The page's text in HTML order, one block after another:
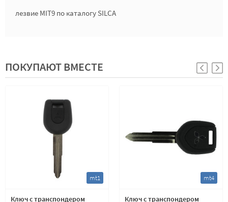
лезвие MIT9 по каталогу SILCA
ПОКУПАЮТ ВМЕСТЕ
mt1
Ключ с транспондером
mt4
Ключ с транспондером